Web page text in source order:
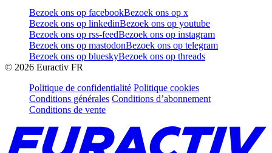
Bezoek ons op facebookBezoek ons op x
Bezoek ons op linkedinBezoek ons op youtube
Bezoek ons op rss-feedBezoek ons op instagram
Bezoek ons op mastodonBezoek ons op telegram
Bezoek ons op blueskyBezoek ons op threads
© 2026 Euractiv FR
Politique de confidentialité Politique cookies
Conditions générales Conditions d’abonnement
Conditions de vente